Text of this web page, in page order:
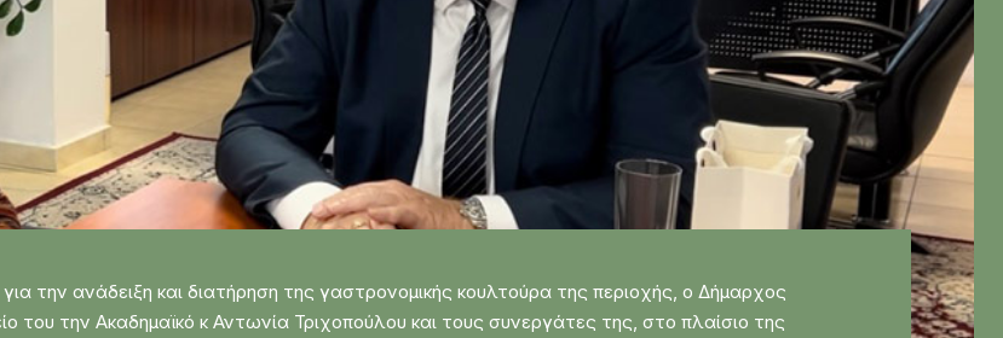
την ανάδειξη και διατήρηση της γαστρονομικής κουλτούρα της περιοχής, ο Δήμαρχος
του την Ακαδημαϊκό κ Αντωνία Τριχοπούλου και τους συνεργάτες της, στο πλαίσιο της